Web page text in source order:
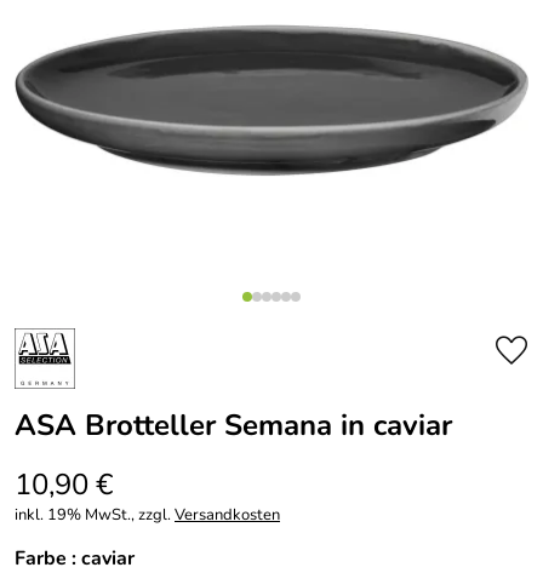
ASA Brotteller Semana in caviar
10,90 €
inkl. 19% MwSt., zzgl.Versandkosten
Farbe :caviar